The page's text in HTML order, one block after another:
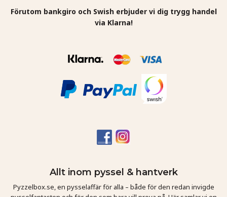
Förutom bankgiro och Swish erbjuder vi dig trygg handel
via Klarna!
Allt inom pyssel & hantverk
Pyzzelbox.se, en pysselaffär för alla – både för den redan invigde